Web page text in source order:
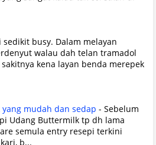
sedikit busy. Dalam melayan
walau dah telan tramadol
kena layan benda merepek
mudah dan sedap - Sebelum
Udang Buttermilk tp dh lama
semula entry resepi terkini
b...